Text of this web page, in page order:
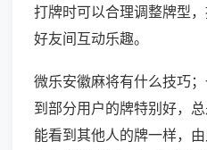
打牌时可以合理调整牌型
好友间互动乐趣。
微乐安徽麻将有什么技巧
到部分用户的牌特别好，
能看到其他人的牌一样，